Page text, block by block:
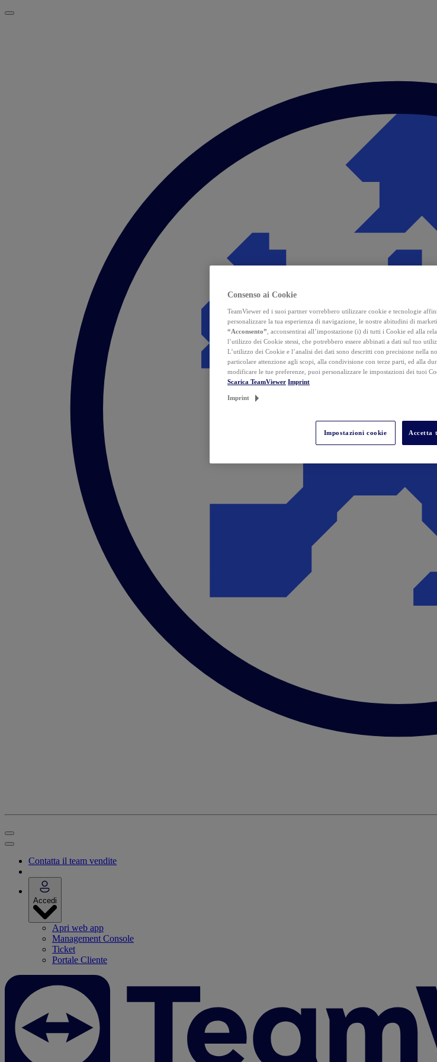
Contatta il team vendite
Accedi
Apri web app
Management Console
Ticket
Portale Cliente
Consenso ai Cookie
TeamViewer ed i suoi partner vorrebbero utilizzare cookie e tecnologie
personalizzare la tua esperienza di navigazione, le nostre abitudini di
“Acconsento” , acconsentirai all’impostazione (i) di tutti i Cookie ed alla
l’utilizzo dei Cookie stessi, che potrebbero essere abbinati a dati sul tuo
L’utilizzo dei Cookie e l’analisi dei dati sono descritti con precisione nella
particolare attenzione agli scopi, alla condivisione con terze parti, ed alla
modificare le tue preferenze, puoi personalizzare le impostazioni dei tuoi
Scarica TeamViewer Imprint
Imprint
Impostazioni cookie Accetta